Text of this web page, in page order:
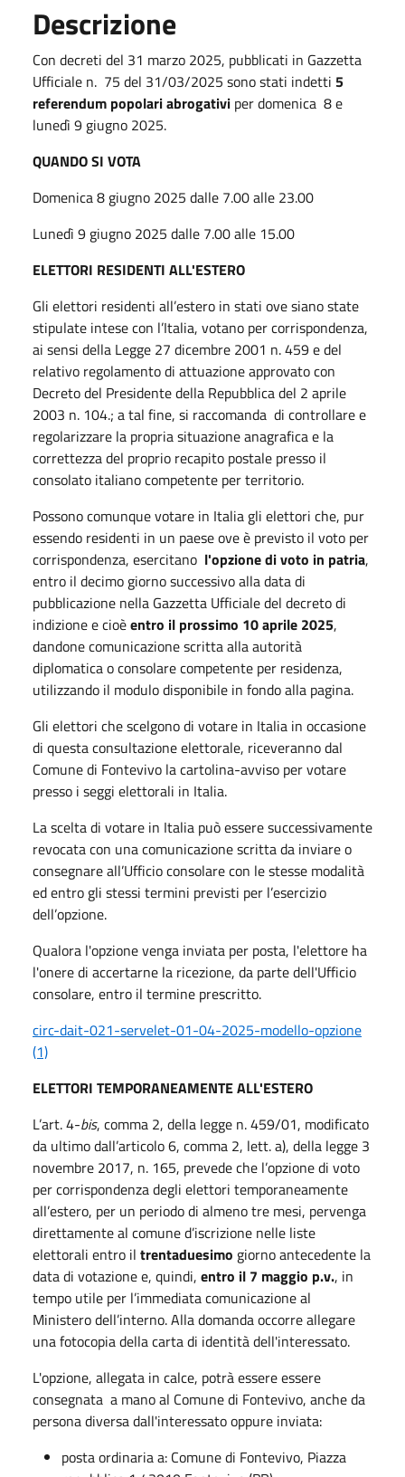
Descrizione
Con decreti del 31 marzo 2025, pubblicati in Gazzetta
Ufficiale n. 75 del 31/03/2025 sono stati indetti 5
referendum popolari abrogativi per domenica 8 e
lunedì 9 giugno 2025.
QUANDO SI VOTA
Domenica 8 giugno 2025 dalle 7.00 alle 23.00
Lunedì 9 giugno 2025 dalle 7.00 alle 15.00
ELETTORI RESIDENTI ALL'ESTERO
Gli elettori residenti all’estero in stati ove siano state
stipulate intese con l’Italia, votano per corrispondenza,
ai sensi della Legge 27 dicembre 2001 n. 459 e del
relativo regolamento di attuazione approvato con
Decreto del Presidente della Repubblica del 2 aprile
2003 n. 104.; a tal fine, si raccomanda di controllare e
regolarizzare la propria situazione anagrafica e la
correttezza del proprio recapito postale presso il
consolato italiano competente per territorio.
Possono comunque votare in Italia gli elettori che, pur
essendo residenti in un paese ove è previsto il voto per
corrispondenza, esercitano l'opzione di voto in patria,
entro il decimo giorno successivo alla data di
pubblicazione nella Gazzetta Ufficiale del decreto di
indizione e cioèentro il prossimo 10 aprile 2025,
dandone comunicazione scritta alla autorità
diplomatica o consolare competente per residenza,
utilizzando il modulo disponibile in fondo alla pagina.
Gli elettori che scelgono di votare in Italia in occasione
di questa consultazione elettorale, riceveranno dal
Comune di Fontevivo la cartolina-avviso per votare
presso i seggi elettorali in Italia.
La scelta di votare in Italia può essere successivamente
revocata con una comunicazione scritta da inviare o
consegnare all’Ufficio consolare con le stesse modalità
ed entro gli stessi termini previsti per l’esercizio
dell’opzione.
Qualora l'opzione venga inviata per posta, l'elettore ha
l'onere di accertarne la ricezione, da parte dell'Ufficio
consolare, entro il termine prescritto.
circ-dait-021-servelet-01-04-2025-modello-opzione
(1)
ELETTORI TEMPORANEAMENTE ALL'ESTERO
L’art. 4-bis, comma 2, della legge n. 459/01, modificato
da ultimo dall’articolo 6, comma 2, lett. a), della legge 3
novembre 2017, n. 165, prevede che l’opzione di voto
per corrispondenza degli elettori temporaneamente
all’estero, per un periodo di almeno tre mesi, pervenga
direttamente al comune d’iscrizione nelle liste
elettorali entro il trentaduesimo giorno antecedente la
data di votazione e, quindi, entro il 7 maggio p.v., in
tempo utile per l’immediata comunicazione al
Ministero dell’interno. Alla domanda occorre allegare
una fotocopia della carta di identità dell'interessato.
L'opzione, allegata in calce, potrà essere essere
consegnata a mano al Comune di Fontevivo, anche da
persona diversa dall'interessato oppure inviata:
posta ordinaria a: Comune di Fontevivo, Piazza